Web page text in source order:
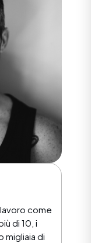
, lavoro come
di 10, i
migliaia di